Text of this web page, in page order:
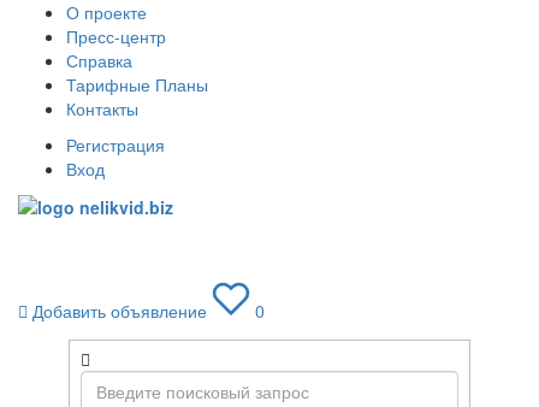
О проекте
Пресс-центр
Справка
Тарифные Планы
Контакты
Регистрация
Вход
Добавить объявление
0